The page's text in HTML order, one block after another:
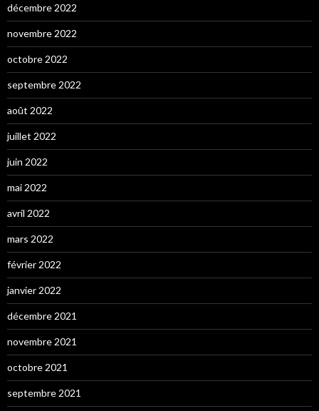
décembre 2022
novembre 2022
octobre 2022
septembre 2022
août 2022
juillet 2022
juin 2022
mai 2022
avril 2022
mars 2022
février 2022
janvier 2022
décembre 2021
novembre 2021
octobre 2021
septembre 2021